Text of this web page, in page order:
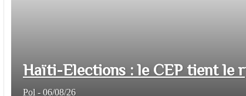
Haïti-Elections : le CEP tient le
Pol - 06/08/26